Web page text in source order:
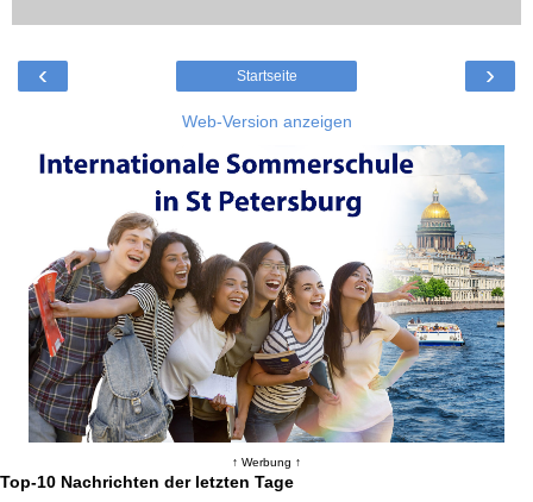
‹ ›
Startseite
Web-Version anzeigen
↑ Werbung ↑
Top-10 Nachrichten der letzten Tage